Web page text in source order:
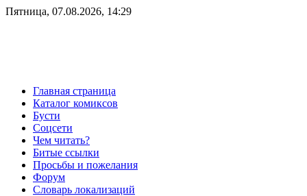
Пятница, 07.08.2026, 14:29
Главная страница
Каталог комиксов
Бусти
Соцсети
Чем читать?
Битые ссылки
Просьбы и пожелания
Форум
Словарь локализаций